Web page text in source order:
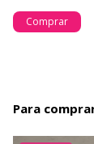
Comprar
Para